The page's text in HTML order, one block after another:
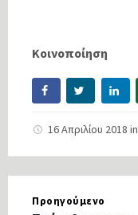
Κοινοποίηση
16 Απριλίου 2018 in
Προηγούμενο